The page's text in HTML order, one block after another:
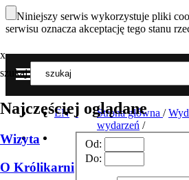
Niniejszy serwis wykorzystuje pliki
serwisu oznacza akceptację tego stanu
MENU
x
szukaj
Najczęściej oglądane
Wizyta
O Królikarni
EN Strona główna /
wydarzeń /
Od:
Do: